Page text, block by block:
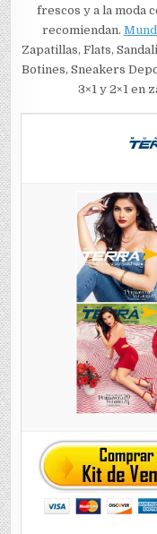
frescos y a la moda
recomiendan.
Zapatillas, Flats,
Botines, Sneakers
3×1 y 2×1 en